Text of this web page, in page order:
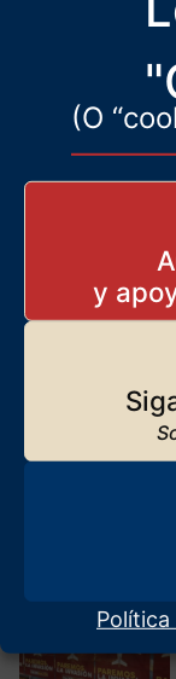
(O
Los
Suscríbase
Reciba El